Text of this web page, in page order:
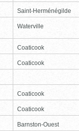
Saint-Herménégilde
Waterville
Coaticook
Coaticook
Coaticook
Coaticook
Barnston-Ouest